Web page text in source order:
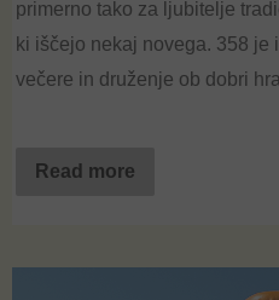
primerno tako za ljubitelje
ki iščejo nekaj novega. 358 je
večere in druženje ob dobri
Read more